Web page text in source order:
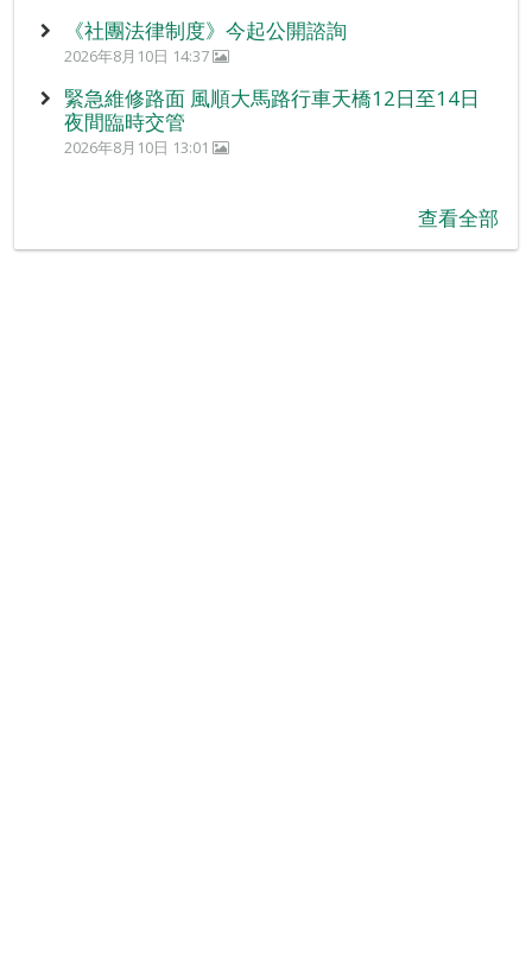
《社團法律制度》今起公開諮詢
2026年8月10日 14:37
緊急維修路面 風順大馬路行車天橋12日至14日
夜間臨時交管
2026年8月10日 13:01
查看全部